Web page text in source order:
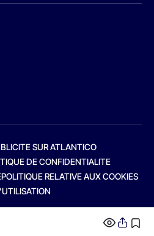
SUR ATLANTICO
DE CONFIDENTIALITE
POLITIQUE RELATIVE AUX COOKIES